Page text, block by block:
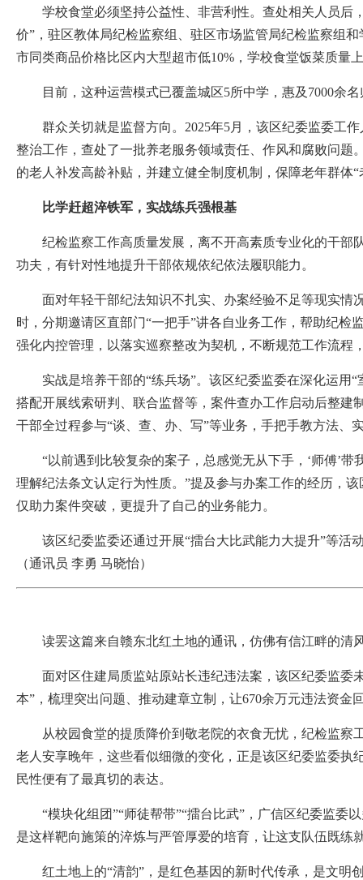
学校食堂必须坚持公益性、非营利性。查处相关人员后
价”，驻区教体局纪检监察组、驻区市场监管局纪检监察组
市同类商品价格比区内大型超市低10%，学校食堂饭菜质量
目前，这种运营模式已覆盖城区5所中学，惠及7000余名
群众关切就是监督方向。2025年5月，该区纪委监委工作
整治工作，查处了一批养老服务领域责任、作风和腐败问题
的老人补发高龄补贴，并建立健全制度机制，保障老年群体
比学赶超淬铁军，实战练兵强根基
纪检监察工作高质量发展，离不开高素质专业化的干部
功夫，有针对性地提升干部依规依纪依法履职能力。
面对年轻干部纪法知识不扎实、办案经验不足等现实情
时，分期邀请区直部门“一把手”讲各自业务工作，帮助纪
强化内控管理，以落实巡察整改为契机，不断规范工作流
实战是培养干部的“练兵场”。该区纪委监委在深化运用“
搭配开展线索研判、联合监督等，案件查办工作启动后整建
干部全过程参与“谈、查、办、写”等业务，手把手教方法、
“以前遇到比较复杂的案子，总感觉无从下手，‘师傅’带
理解纪法条文认定行为性质。”提及参与办案工作的经历，
仅助力案件突破，更提升了自己的业务能力。
该区纪委监委还通过开展“擂台大比武能力大提升”等活
（通讯员 李勇 马晓怡）
读罢这篇来自赣东北红土地的通讯，仿佛有信江畔的清
面对区住建局质监站原站长违纪违法案，该区纪委监委未
本”，梳理突出问题、推动建章立制，让670余万元违法资金
从校园食堂的提质降价到敬老院的衣食无忧，纪检监察工
老人安享晚年，这些看似细微的变化，正是该区纪委监委
民性便有了最真切的表达。
“模块化组团”“师徒帮带”“擂台比武”，广信区纪委监委
是这样靶向施策的淬炼与严管厚爱的培育，让这支队伍既
红土地上的“清韵”，是红色基因的新时代传承，是文明